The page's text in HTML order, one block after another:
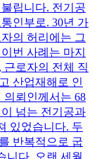
립니다. 전기공
인부로. 30년 가
의 허리에는 그
번 사례는 마지
로자의 전체 직
산업재해로 인
뢰인께서는 68
넘는 전기공과
있었습니다. 두
반복적으로 굽
니다. 오랜 세월